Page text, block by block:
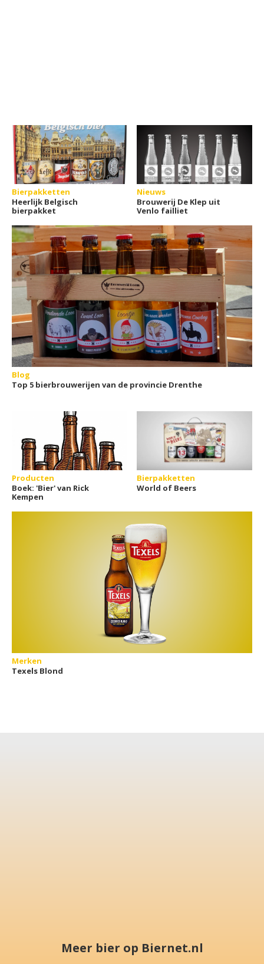
Bierpakketten
Heerlijk Belgisch
bierpakket
Nieuws
Brouwerij De Klep uit
Venlo failliet
Blog
Top 5 bierbrouwerijen van de provincie Drenthe
Producten
Boek: 'Bier' van Rick
Kempen
Bierpakketten
World of Beers
Merken
Texels Blond
Meer bier op Biernet.nl